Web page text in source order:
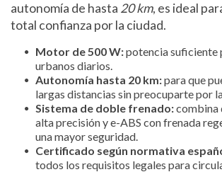
autonomía de hasta 20 km, es ideal
total confianza por la ciudad.
Motor de 500 W:potencia suficiente
urbanos diarios.
Autonomía hasta 20 km:para que
largas distancias sin preocuparte por
Sistema de doble frenado:combina
alta precisión y e-ABS con frenada
una mayor seguridad.
Certificado según normativa
todos los requisitos legales para